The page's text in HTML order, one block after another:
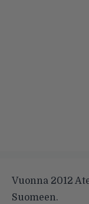
Vuonna 2012
Suomeen.